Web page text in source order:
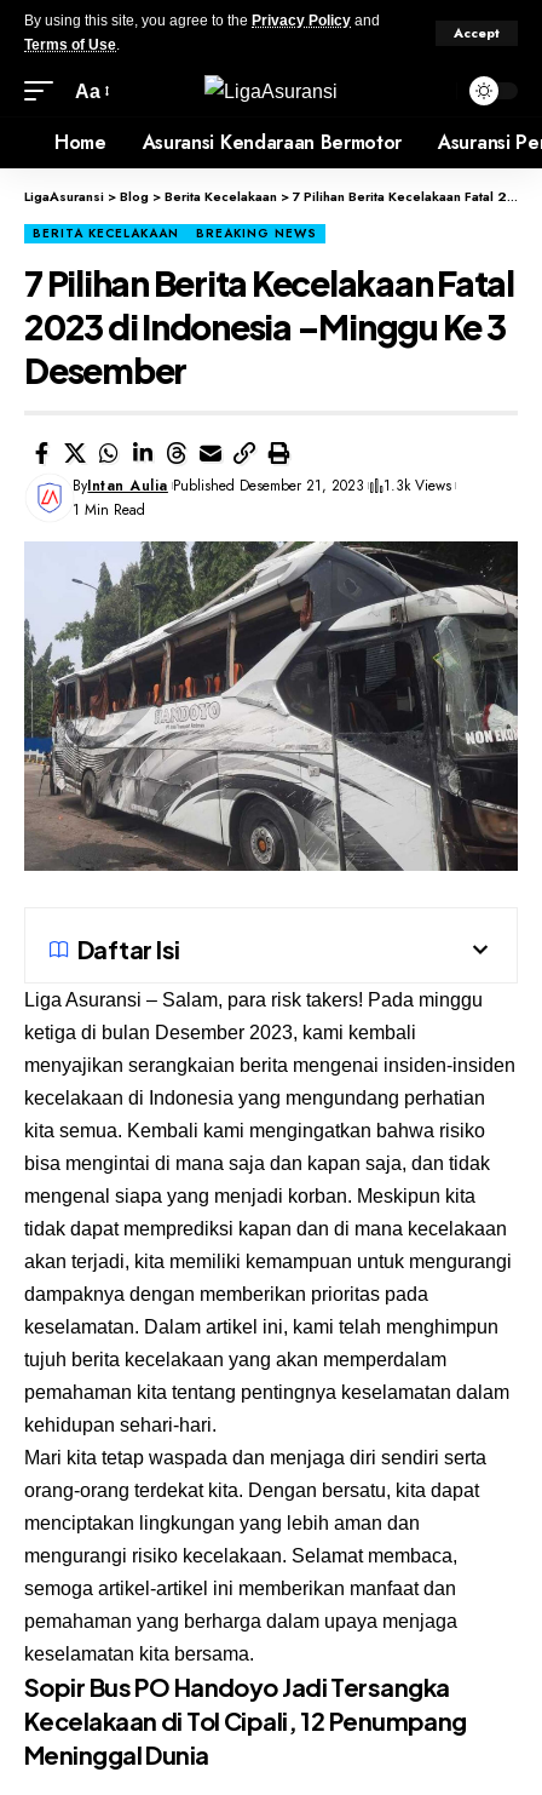
By using this site, you agree to the Privacy Policy and
Terms of Use.
Accept
Aa
Home Asuransi Kendaraan Bermotor Asuransi
LigaAsuransi >Blog >Berita Kecelakaan >7 Pilihan Berita Kecelakaan Fatal 2023 di Indonesia –Minggu Ke 3 Desember
BERITA KECELAKAAN BREAKING NEWS
7 Pilihan Berita Kecelakaan Fatal
2023 di Indonesia –Minggu Ke 3
Desember
ByIntan Aulia Published Desember 21, 2023
1.3k Views
1 Min Read
Daftar Isi
Liga Asuransi – Salam, para risk takers! Pada minggu
ketiga di bulan Desember 2023, kami kembali
menyajikan serangkaian berita mengenai insiden-insiden
kecelakaan di Indonesia yang mengundang perhatian
kita semua. Kembali kami mengingatkan bahwa risiko
bisa mengintai di mana saja dan kapan saja, dan tidak
mengenal siapa yang menjadi korban. Meskipun kita
tidak dapat memprediksi kapan dan di mana kecelakaan
akan terjadi, kita memiliki kemampuan untuk mengurangi
dampaknya dengan memberikan prioritas pada
keselamatan. Dalam artikel ini, kami telah menghimpun
tujuh berita kecelakaan yang akan memperdalam
pemahaman kita tentang pentingnya keselamatan dalam
kehidupan sehari-hari.
Mari kita tetap waspada dan menjaga diri sendiri serta
orang-orang terdekat kita. Dengan bersatu, kita dapat
menciptakan lingkungan yang lebih aman dan
mengurangi risiko kecelakaan. Selamat membaca,
semoga artikel-artikel ini memberikan manfaat dan
pemahaman yang berharga dalam upaya menjaga
keselamatan kita bersama.
Sopir Bus PO Handoyo Jadi Tersangka
Kecelakaan di Tol Cipali, 12 Penumpang
Meninggal Dunia